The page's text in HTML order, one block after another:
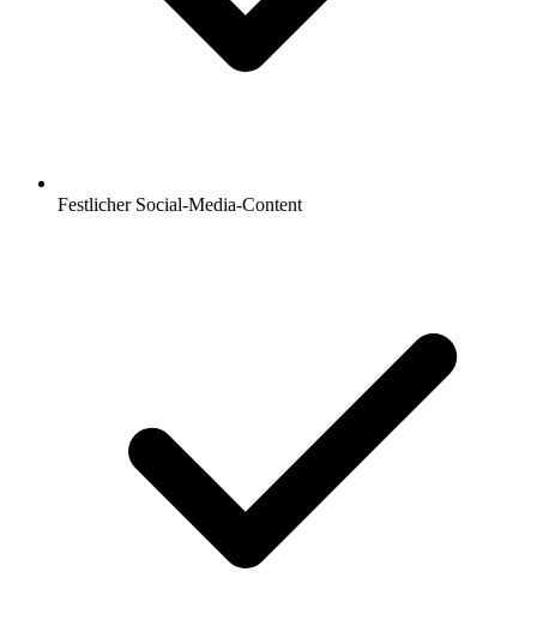
Festlicher Social-Media-Content